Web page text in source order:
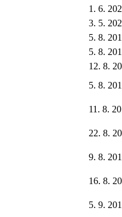
1. 6.
3. 5.
5. 8.
5. 8.
12. 8.
5. 8.
11. 8.
22. 8.
9. 8.
16. 8.
5. 9.